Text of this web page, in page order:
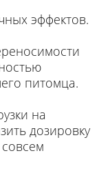
эффектов.
питомца.
на
дозировку